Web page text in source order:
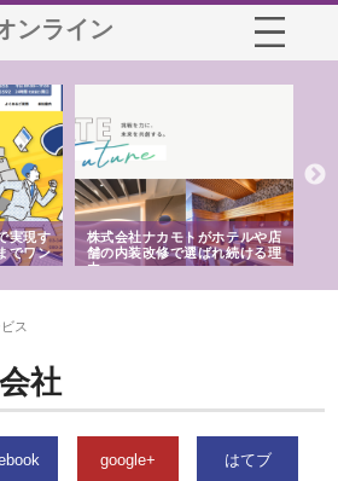
ンライン
実現す
でワン
株式会社ナカモトがホテルや店
舗の内装改修で選ばれ続ける理
由
ス
社
google+ はてブ